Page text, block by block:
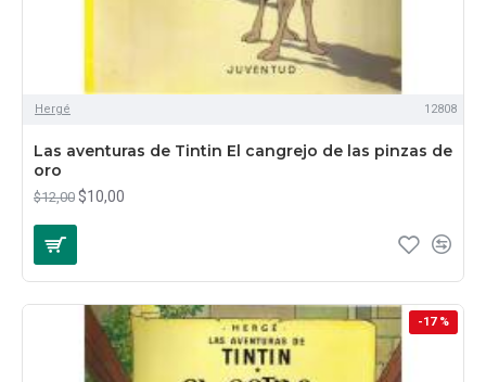
Hergé 12808
Las aventuras de Tintin El cangrejo de las pinzas de
oro
$12,00 $10,00
-17 %